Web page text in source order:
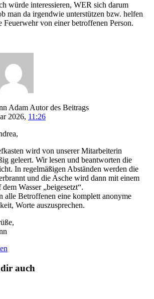
würde interessieren, WER sich darum
man da irgendwie unterstützen bzw. helfen
Feuerwehr von einer betroffenen Person.
Adam Autor des Beitrags
2026, 11:26
wird von unserer Mitarbeiterin
geleert. Wir lesen und beantworten die
In regelmäßigen Abständen werden die
und die Asche wird dann mit einem
Wasser „beigesetzt“.
alle Betroffenen eine komplett anonyme
Worte auszusprechen.
auch